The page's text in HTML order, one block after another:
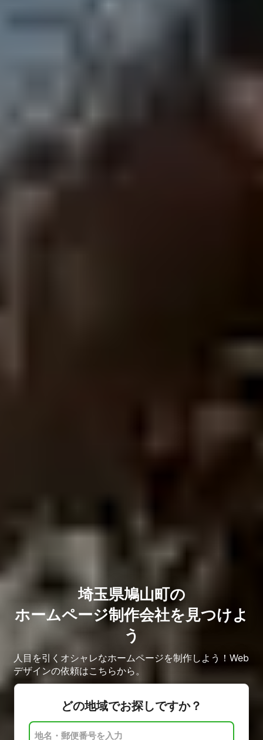
埼玉県鳩山町の
ホームページ制作会社を見つけよ
う
人目を引くオシャレなホームページを制作しよう！Web
デザインの依頼はこちらから。
どの地域でお探しですか？